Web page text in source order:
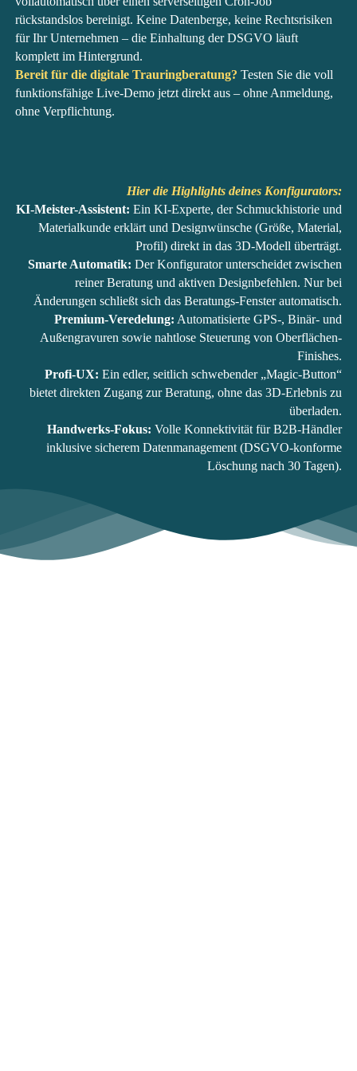
rückstandslos bereinigt. Keine Datenberge, keine Rechtsrisiken
für Ihr Unternehmen – die Einhaltung der DSGVO läuft
komplett im Hintergrund.
Bereit für die digitale Trauringberatung? Testen Sie die voll
funktionsfähige Live-Demo jetzt direkt aus – ohne Anmeldung,
ohne Verpflichtung.
Hier die Highlights deines Konfigurators:
KI-Meister-Assistent: Ein KI-Experte, der Schmuckhistorie und
Materialkunde erklärt und Designwünsche (Größe, Material,
Profil) direkt in das 3D-Modell überträgt.
Smarte Automatik: Der Konfigurator unterscheidet zwischen
reiner Beratung und aktiven Designbefehlen. Nur bei
Änderungen schließt sich das Beratungs-Fenster automatisch.
Premium-Veredelung: Automatisierte GPS-, Binär- und
Außengravuren sowie nahtlose Steuerung von Oberflächen-
Finishes.
Profi-UX: Ein edler, seitlich schwebender „Magic-Button“
bietet direkten Zugang zur Beratung, ohne das 3D-Erlebnis zu
überladen.
Handwerks-Fokus: Volle Konnektivität für B2B-Händler
inklusive sicherem Datenmanagement (DSGVO-konforme
Löschung nach 30 Tagen).